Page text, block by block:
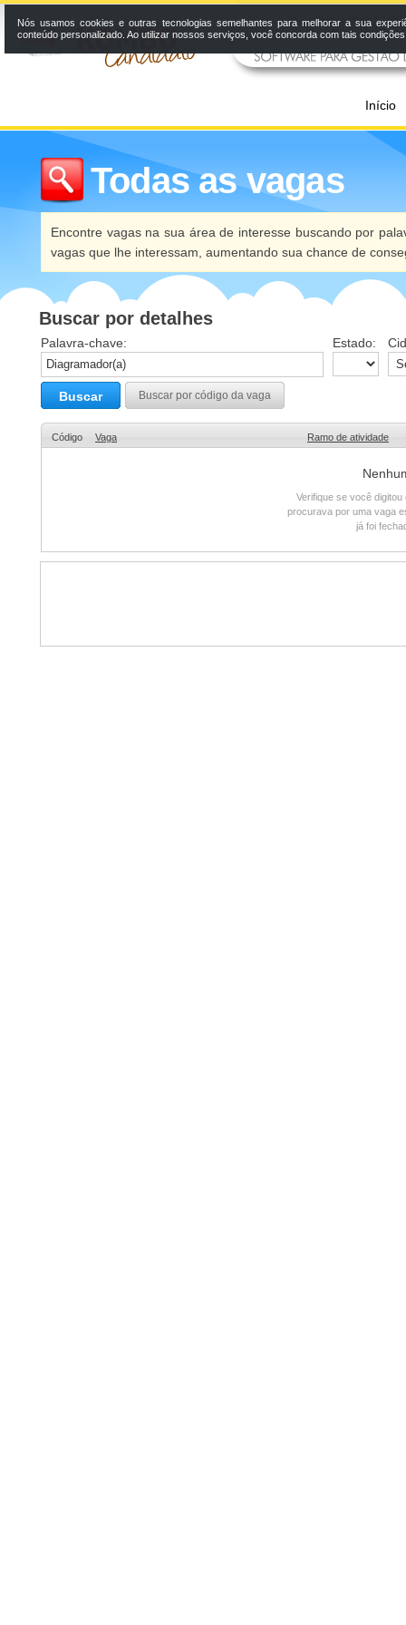
Início
Todas as vagas
Encontre vagas na sua área de interesse buscando por
vagas que lhe interessam, aumentando sua chance de
Buscar por detalhes
Palavra-chave: Estado:
Buscar Buscar por código da vaga
Código Vaga Ramo de atividade
Verifique se você
procurava por uma vaga
já foi
Nós usamos cookies e outras tecnologias semelhantes para melhorar a sua
conteúdo personalizado. Ao utilizar nossos serviços, você concorda com tais